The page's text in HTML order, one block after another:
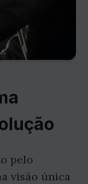
pelo
visão única